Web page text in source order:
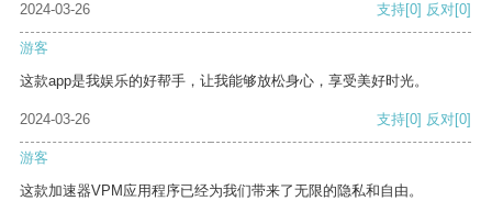
2024-03-26 支持[0] 反对[0]
游客
这款app是我娱乐的好帮手，让我能够放松身心，享受美好时光。
2024-03-26 支持[0] 反对[0]
游客
这款加速器VPM应用程序已经为我们带来了无限的隐私和自由。